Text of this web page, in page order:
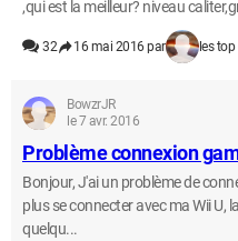
,qui est la meilleur? niveau
32 16 mai 2016 par les
BowzrJR
le 7 avr. 2016
Problème connexion
Bonjour, J'ai un problème de
plus se connecter avec ma Wii U,
quelqu...